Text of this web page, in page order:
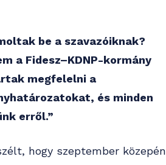
be a szavazóiknak?
a Fidesz–KDNP-kormány
megfelelni a
és minden
erről.”
hogy szeptember közepén